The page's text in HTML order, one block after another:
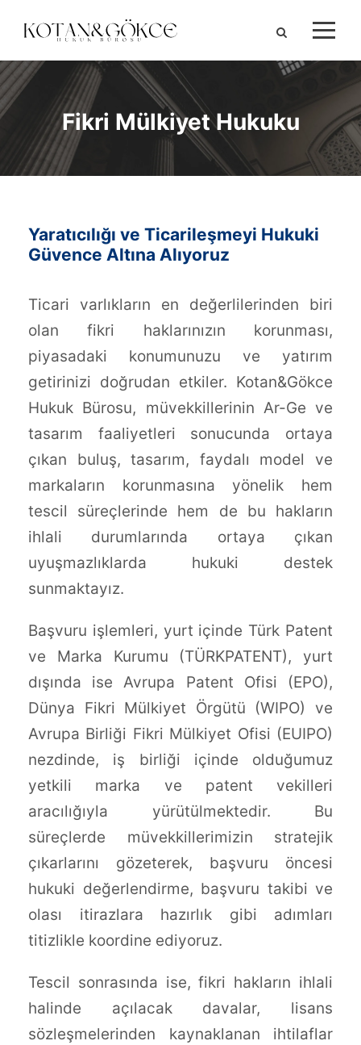
Fikri Mülkiyet Hukuku
Yaratıcılığı ve Ticarileşmeyi Hukuki
Güvence Altına Alıyoruz
Ticari varlıkların en değerlilerinden biri
olan fikri haklarınızın korunması,
piyasadaki konumunuzu ve yatırım
getirinizi doğrudan etkiler. Kotan&Gökce
Hukuk Bürosu, müvekkillerinin Ar-Ge ve
tasarım faaliyetleri sonucunda ortaya
çıkan buluş, tasarım, faydalı model ve
markaların korunmasına yönelik hem
tescil süreçlerinde hem de bu hakların
ihlali durumlarında ortaya çıkan
uyuşmazlıklarda hukuki destek
sunmaktayız.
Başvuru işlemleri, yurt içinde Türk Patent
ve Marka Kurumu (TÜRKPATENT), yurt
dışında ise Avrupa Patent Ofisi (EPO),
Dünya Fikri Mülkiyet Örgütü (WIPO) ve
Avrupa Birliği Fikri Mülkiyet Ofisi (EUIPO)
nezdinde, iş birliği içinde olduğumuz
yetkili marka ve patent vekilleri
aracılığıyla yürütülmektedir. Bu
süreçlerde müvekkillerimizin stratejik
çıkarlarını gözeterek, başvuru öncesi
hukuki değerlendirme, başvuru takibi ve
olası itirazlara hazırlık gibi adımları
titizlikle koordine ediyoruz.
Tescil sonrasında ise, fikri hakların ihlali
halinde açılacak davalar, lisans
sözleşmelerinden kaynaklanan ihtilaflar